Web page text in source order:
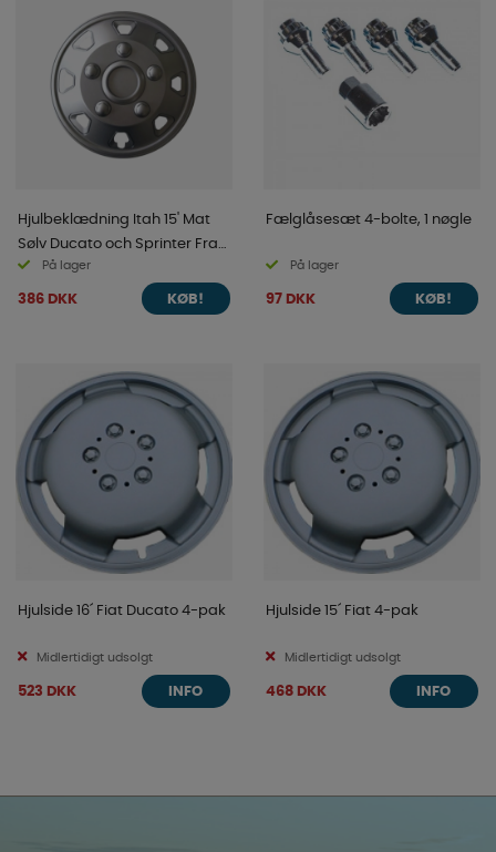
Hjulbeklædning Itah 15' Mat
Sølv Ducato och Sprinter Fra
2007På lager
386 DKK KØB!
Fælglåsesæt 4-bolte, 1 nøgle
På lager
97 DKK KØB!
Hjulside 16´ Fiat Ducato 4-pak
Midlertidigt udsolgt
523 DKK INFO
Hjulside 15´ Fiat 4-pak
Midlertidigt udsolgt
468 DKK INFO